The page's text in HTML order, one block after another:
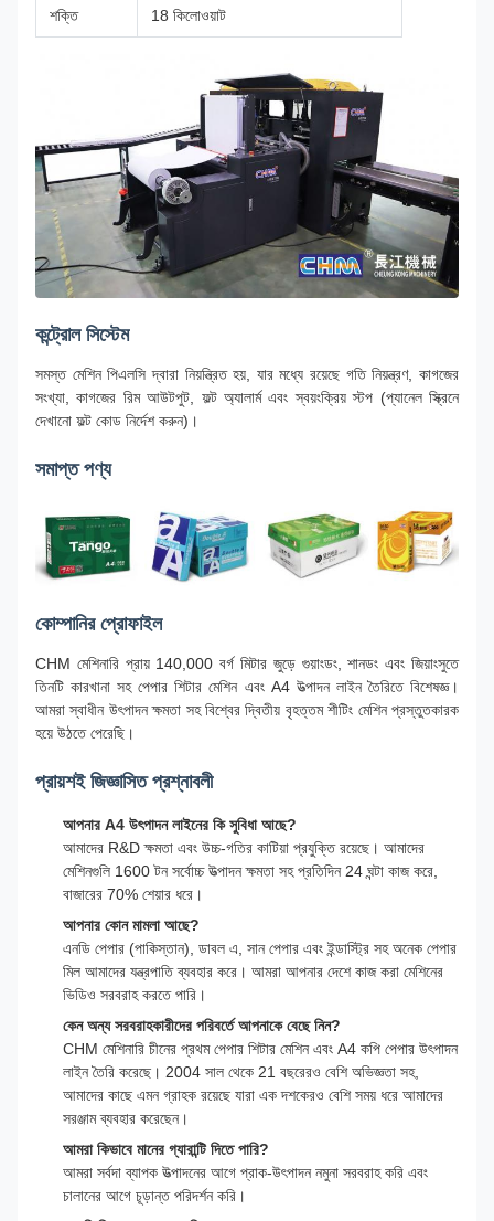
শক্তি 18 কিলোওয়াট
কন্ট্রোল সিস্টেম
সমস্ত মেশিন পিএলসি দ্বারা নিয়ন্ত্রিত হয়, যার মধ্যে রয়েছে গতি নিয়ন্ত্রণ, কাগজের
সংখ্যা, কাগজের রিম আউটপুট, ফল্ট অ্যালার্ম এবং স্বয়ংক্রিয় স্টপ (প্যানেল স্ক্রিনে
দেখানো ফল্ট কোড নির্দেশ করুন)।
সমাপ্ত পণ্য
কোম্পানির প্রোফাইল
CHM মেশিনারি প্রায় 140,000 বর্গ মিটার জুড়ে গুয়াংডং, শানডং এবং জিয়াংসুতে
তিনটি কারখানা সহ পেপার শিটার মেশিন এবং A4 উত্পাদন লাইন তৈরিতে বিশেষজ্ঞ।
আমরা স্বাধীন উৎপাদন ক্ষমতা সহ বিশ্বের দ্বিতীয় বৃহত্তম শীটিং মেশিন প্রস্তুতকারক
হয়ে উঠতে পেরেছি।
প্রায়শই জিজ্ঞাসিত প্রশ্নাবলী
আপনার A4 উৎপাদন লাইনের কি সুবিধা আছে?
আমাদের R&D ক্ষমতা এবং উচ্চ-গতির কাটিয়া প্রযুক্তি রয়েছে। আমাদের
মেশিনগুলি 1600 টন সর্বোচ্চ উত্পাদন ক্ষমতা সহ প্রতিদিন 24 ঘন্টা কাজ করে,
বাজারের 70% শেয়ার ধরে।
আপনার কোন মামলা আছে?
এনডি পেপার (পাকিস্তান), ডাবল এ, সান পেপার এবং ইন্ডাস্ট্রি সহ অনেক পেপার
মিল আমাদের যন্ত্রপাতি ব্যবহার করে। আমরা আপনার দেশে কাজ করা মেশিনের
ভিডিও সরবরাহ করতে পারি।
কেন অন্য সরবরাহকারীদের পরিবর্তে আপনাকে বেছে নিন?
CHM মেশিনারি চীনের প্রথম পেপার শিটার মেশিন এবং A4 কপি পেপার উৎপাদন
লাইন তৈরি করেছে। 2004 সাল থেকে 21 বছরেরও বেশি অভিজ্ঞতা সহ,
আমাদের কাছে এমন গ্রাহক রয়েছে যারা এক দশকেরও বেশি সময় ধরে আমাদের
সরঞ্জাম ব্যবহার করেছেন।
আমরা কিভাবে মানের গ্যারান্টি দিতে পারি?
আমরা সর্বদা ব্যাপক উত্পাদনের আগে প্রাক-উৎপাদন নমুনা সরবরাহ করি এবং
চালানের আগে চূড়ান্ত পরিদর্শন করি।